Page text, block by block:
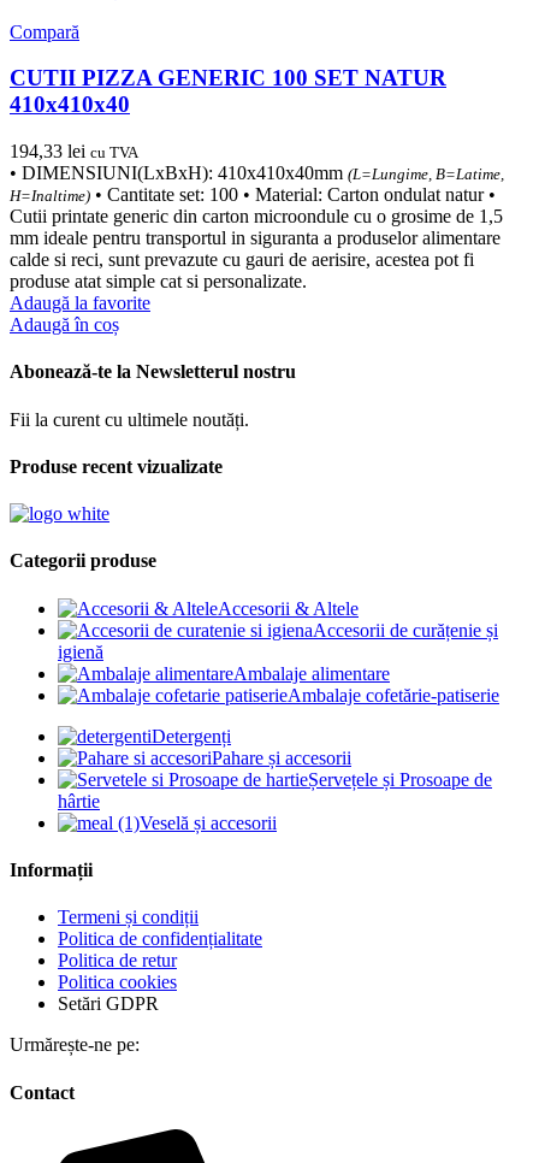
Compară
CUTII PIZZA GENERIC 100 SET NATUR
410x410x40
194,33 lei cu TVA
• DIMENSIUNI(LxBxH): 410x410x40mm (L=Lungime, B=Latime,
H=Inaltime) • Cantitate set: 100 • Material: Carton ondulat natur •
Cutii printate generic din carton microondule cu o grosime de 1,5
mm ideale pentru transportul in siguranta a produselor alimentare
calde si reci, sunt prevazute cu gauri de aerisire, acestea pot fi
produse atat simple cat si personalizate.
Adaugă la favorite
Adaugă în coș
Abonează-te la Newsletterul nostru
Fii la curent cu ultimele noutăți.
Produse recent vizualizate
Categorii produse
Accesorii & Altele
Accesorii de curățenie și
igienă
Ambalaje alimentare
Ambalaje cofetărie-patiserie
Detergenți
Pahare și accesorii
Șervețele și Prosoape de
hârtie
Veselă și accesorii
Informații
Termeni și condiții
Politica de confidențialitate
Politica de retur
Politica cookies
Setări GDPR
Urmărește-ne pe:
Contact